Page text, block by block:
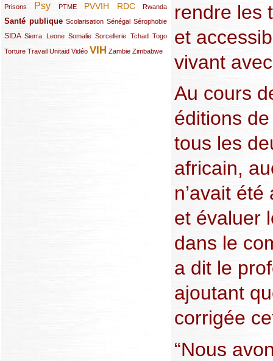
Prisons
(22/289) Psy
(119/289) PTME
(12/289) PVVIH
(111/289) RDC
(104/289) Rwanda
(23/289)
Santé publique
(59/289) Scolarisation
(9/289) Sénégal
(13/289) Sérophobie
(19/289)
SIDA
(29/289)Sierra Leone
(13/289) Somalie
(12/289) Sorcellerie
(19/289) Tchad
(10/289) Togo
(15/289)
Torture
(17/289)Travail
(21/289) Unitaid
(26/289) Vidéo
(23/289) VIH
(154/289) Zambie
(12/289) Zimbabwe
(21/289)
rendre les
et
vivant
Au cours
éditions
tous les
africain,
n’avait
et évaluer
dans le
a dit le
ajoutant
corrigée
“Nous